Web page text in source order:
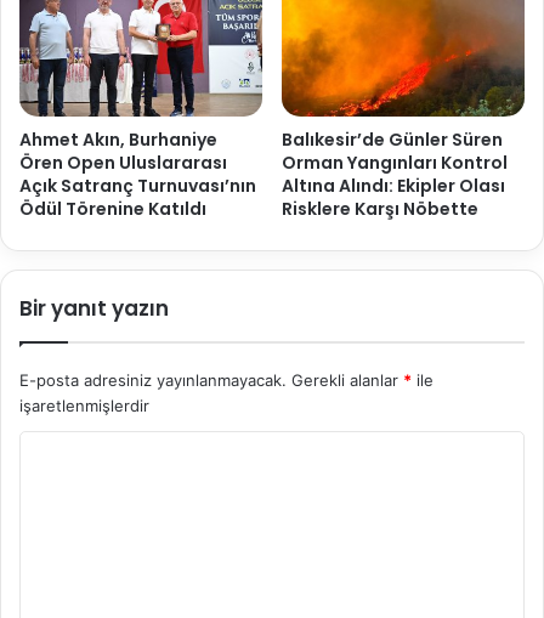
Ahmet Akın, Burhaniye
Ören Open Uluslararası
Açık Satranç Turnuvası’nın
Ödül Törenine Katıldı
Balıkesir’de Günler Süren
Orman Yangınları Kontrol
Altına Alındı: Ekipler Olası
Risklere Karşı Nöbette
Bir yanıt yazın
E-posta adresiniz yayınlanmayacak. Gerekli alanlar * ile
işaretlenmişlerdir